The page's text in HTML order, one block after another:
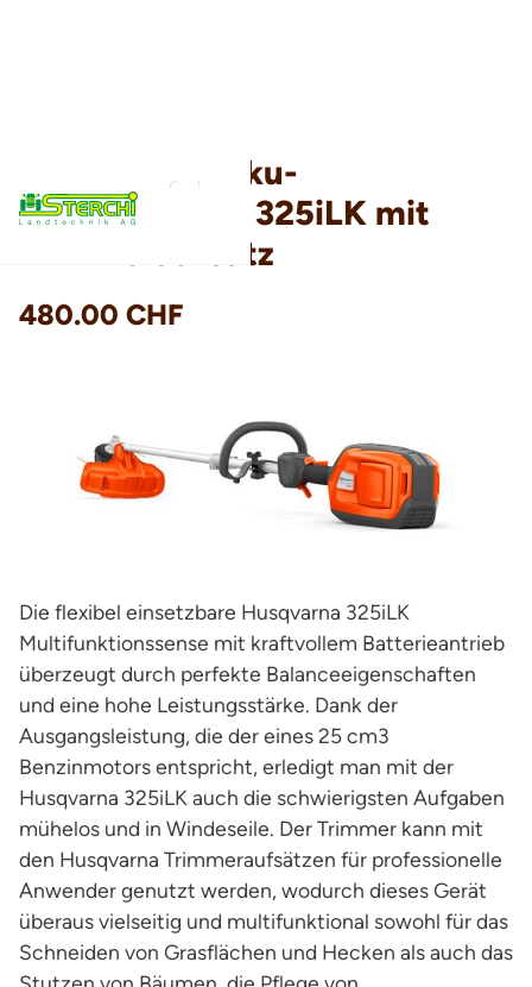
Husqvarna Akku-
Rasentrimmer 325iLK mit
Trimmeraufsatz
480.00 CHF
Die flexibel einsetzbare Husqvarna 325iLK
Multifunktionssense mit kraftvollem Batterieantrieb
überzeugt durch perfekte Balanceeigenschaften
und eine hohe Leistungsstärke. Dank der
Ausgangsleistung, die der eines 25 cm3
Benzinmotors entspricht, erledigt man mit der
Husqvarna 325iLK auch die schwierigsten Aufgaben
mühelos und in Windeseile. Der Trimmer kann mit
den Husqvarna Trimmeraufsätzen für professionelle
Anwender genutzt werden, wodurch dieses Gerät
überaus vielseitig und multifunktional sowohl für das
Schneiden von Grasflächen und Hecken als auch das